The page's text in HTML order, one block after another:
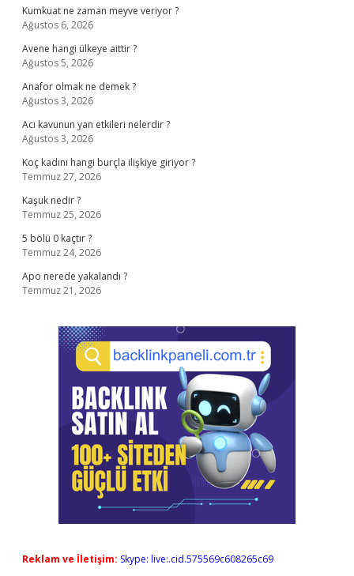
Kumkuat ne zaman meyve veriyor ?
Ağustos 6, 2026
Avene hangi ülkeye aittir ?
Ağustos 5, 2026
Anafor olmak ne demek ?
Ağustos 3, 2026
Acı kavunun yan etkileri nelerdir ?
Ağustos 3, 2026
Koç kadını hangi burçla ilişkiye giriyor ?
Temmuz 27, 2026
Kaşuk nedir ?
Temmuz 25, 2026
5 bölü 0 kaçtır ?
Temmuz 24, 2026
Apo nerede yakalandı ?
Temmuz 21, 2026
Reklam ve İletişim: Skype: live:.cid.575569c608265c69